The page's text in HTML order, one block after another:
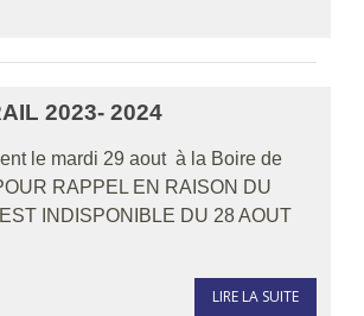
2023- 2024
le mardi 29 aout à la Boire de
RAPPEL EN RAISON DU
INDISPONIBLE DU 28 AOUT
LIRE LA SUITE